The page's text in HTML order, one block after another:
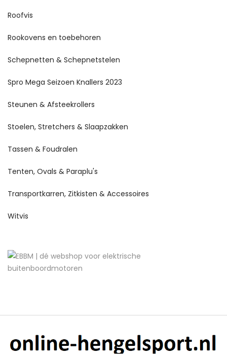
Roofvis
Rookovens en toebehoren
Schepnetten & Schepnetstelen
Spro Mega Seizoen Knallers 2023
Steunen & Afsteekrollers
Stoelen, Stretchers & Slaapzakken
Tassen & Foudralen
Tenten, Ovals & Paraplu's
Transportkarren, Zitkisten & Accessoires
Witvis